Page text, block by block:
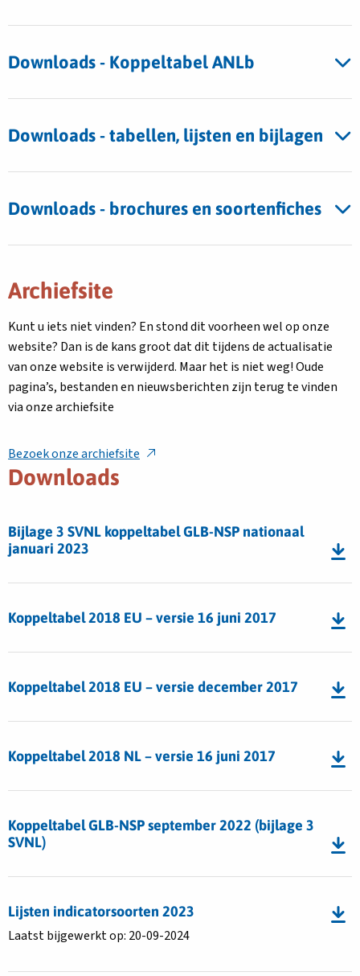
Downloads - Koppeltabel ANLb
Downloads - tabellen, lijsten en bijlagen
Downloads - brochures en soortenfiches
Archiefsite
Kunt u iets niet vinden? En stond dit voorheen wel op onze
website? Dan is de kans groot dat dit tijdens de actualisatie
van onze website is verwijderd. Maar het is niet weg! Oude
pagina’s, bestanden en nieuwsberichten zijn terug te vinden
via onze archiefsite
Bezoek onze archiefsite
Downloads
Bijlage 3 SVNL koppeltabel GLB-NSP nationaal
januari 2023
Download
bestand
SVNL
koppeltabel
GLB-
nationaal
2023
Koppeltabel 2018 EU – versie 16 juni 2017
bestand
Koppeltabel
2018
–
16
juni
2017
Koppeltabel 2018 EU – versie december 2017
bestand
Koppeltabel
2018
–
december
2017
Koppeltabel 2018 NL – versie 16 juni 2017
bestand
Koppeltabel
2018
–
versie
2017
Koppeltabel GLB-NSP september 2022 (bijlage 3
SVNL)
bestand
Koppeltabel
NSP
2022
(bijlage
Lijsten indicatorsoorten 2023
Laatst bijgewerkt op: 20-09-2024
bestand
Lijsten
indicatorsoorten